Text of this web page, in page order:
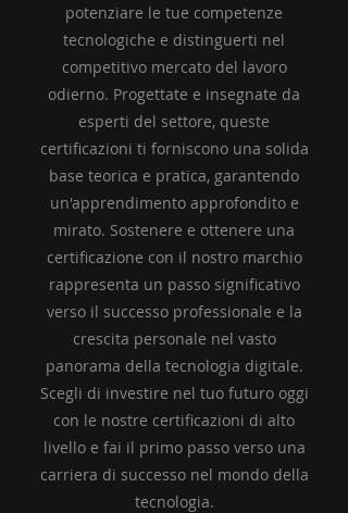
potenziare le tue competenze
tecnologiche e distinguerti nel
competitivo mercato del lavoro
odierno. Progettate e insegnate da
esperti del settore, queste
certificazioni ti forniscono una solida
base teorica e pratica, garantendo
un'apprendimento approfondito e
mirato. Sostenere e ottenere una
certificazione con il nostro marchio
rappresenta un passo significativo
verso il successo professionale e la
crescita personale nel vasto
panorama della tecnologia digitale.
Scegli di investire nel tuo futuro oggi
con le nostre certificazioni di alto
livello e fai il primo passo verso una
carriera di successo nel mondo della
tecnologia.